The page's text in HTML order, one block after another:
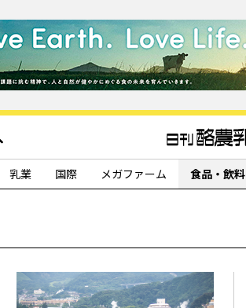
乳業 国際 メガファーム 食品・飲料